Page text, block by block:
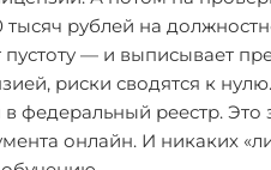
рублей на
— и выписывает
риски сводятся к
федеральный реестр. Это
онлайн. И никаких